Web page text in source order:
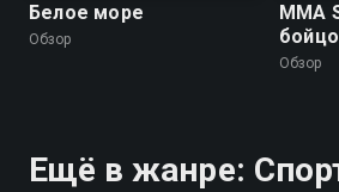
Белое море
Обзор
MMA
веса.
Обзор
Ещё в жанре: